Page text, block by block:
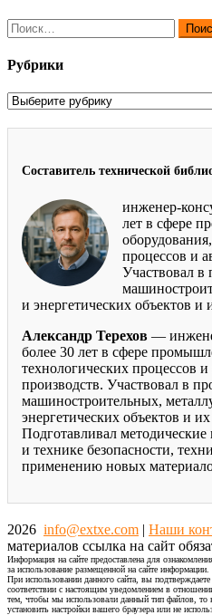
записям
Найти:
Рубрики
Рубрики
Составитель технической
инженер-
лет в сфере
процессов и
Участвовал в
и энергетических объектов и
Александр Терехов —
более 30 лет в сфере
технологических процессов
производств. Участвовал в
машиностроительных,
энергетических объектов и их
Подготавливал
и технике безопасности,
применению новых
2026 info@extxe.com | Наши
материалов ссылка на сайт
Информация на сайте предоставлена для
за использование размещенной на сайте информации.
При использовании данного сайта, вы
соответствии с настоящим уведомлением в
тем, чтобы мы использовали данный тип файлов,
установить настройки вашего браузера или не